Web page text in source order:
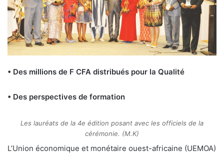
• Des millions de F CFA distribués pour la Qualité
• Des perspectives de formation
Les lauréats de la 4e édition posant avec les officiels de la
cérémonie. (M.K)
L’Union économique et monétaire ouest-africaine (UEMOA)